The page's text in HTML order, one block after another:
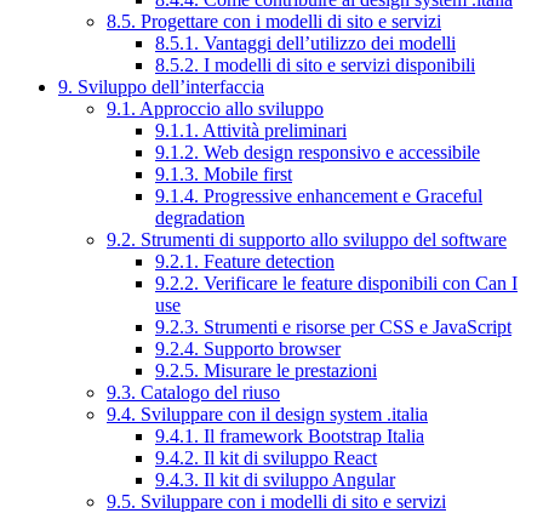
8.5. Progettare con i modelli di sito e servizi
8.5.1. Vantaggi dell’utilizzo dei modelli
8.5.2. I modelli di sito e servizi disponibili
9. Sviluppo dell’interfaccia
9.1. Approccio allo sviluppo
9.1.1. Attività preliminari
9.1.2. Web design responsivo e accessibile
9.1.3. Mobile first
9.1.4. Progressive enhancement e Graceful
degradation
9.2. Strumenti di supporto allo sviluppo del software
9.2.1. Feature detection
9.2.2. Verificare le feature disponibili con Can I
use
9.2.3. Strumenti e risorse per CSS e JavaScript
9.2.4. Supporto browser
9.2.5. Misurare le prestazioni
9.3. Catalogo del riuso
9.4. Sviluppare con il design system .italia
9.4.1. Il framework Bootstrap Italia
9.4.2. Il kit di sviluppo React
9.4.3. Il kit di sviluppo Angular
9.5. Sviluppare con i modelli di sito e servizi